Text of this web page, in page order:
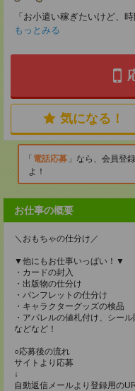
「お小遣い稼ぎたいけど、
もっとみる
気になる！
電話応募
なら、会員登
よ！
お仕事の概要
＼おもちゃの仕分け／
▼他にもお仕事いっぱい！▼
・カードの封入
・出版物の仕分け
・パンフレットの仕分け
・キャラクターグッズの検品
・アパレルの値札付け、シール
などなど！
○応募後の流れ
サイトより応募
↓
自動返信メールより登録用の